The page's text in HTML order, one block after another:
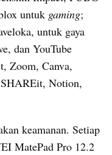
untuk gaming;
untuk gaya
dan YouTube
Zoom, Canva,
Notion,
keamanan. Setiap
MatePad Pro 12.2